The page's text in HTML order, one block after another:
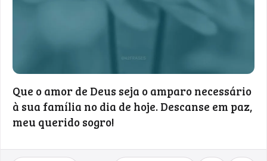
Que o amor de Deus seja o amparo necessário
à sua família no dia de hoje. Descanse em paz,
meu querido sogro!